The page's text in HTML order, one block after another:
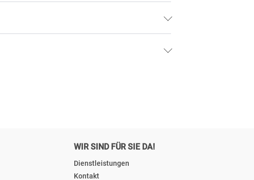
WIR SIND FÜR SIE DA!
Dienstleistungen
Kontakt